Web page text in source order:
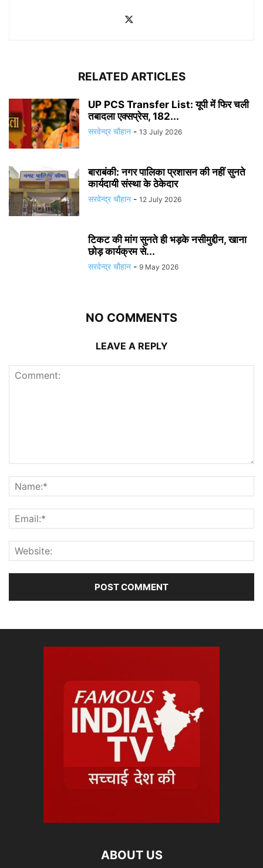
RELATED ARTICLES
UP PCS Transfer List: यूपी में फिर चली
तबादला एक्सप्रेस, 182...
सरवेन्द्र चौहान - 13 July 2026
बाराबंकी: नगर पालिका प्रशासन की नहीं सुनते
कार्यदायी संस्था के ठेकेदार
सरवेन्द्र चौहान - 12 July 2026
टिकट की मांग सुनते ही भड़के नसीमुद्दीन, खाना
छोड़ कार्यक्रम से...
सरवेन्द्र चौहान - 9 May 2026
NO COMMENTS
LEAVE A REPLY
ABOUT US